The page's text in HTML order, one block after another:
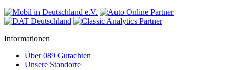
Informationen
Über 089 Gutachten
Unsere Standorte